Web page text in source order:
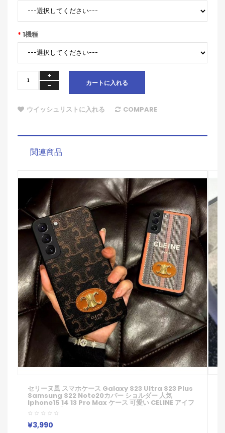
1機種
カートに入れる
ウイッシュリストに入れる COMPARE
関連商品
セリーヌ風 スマホケース Galaxy S23 Ultra S23 Plus
Samsung S22 Note20カバー ショルダー 人気
Iphone15 14 13 Pro Max ケース 可愛い CELINE アイフ
ォン13pro/xs Max 保護カバー バッグ風 エレガント
Galaxy S23 Ultra S22携帯ケース 大人 女子
¥3,990